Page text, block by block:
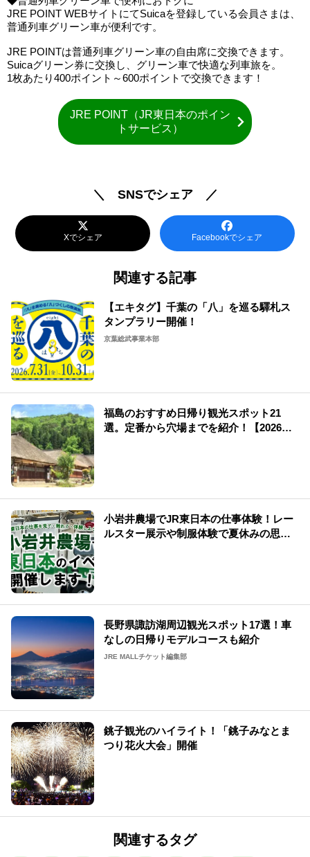
JRE POINT WEBサイトにてSuicaを登録している会員さまは、
普通列車グリーン車が便利です。
JRE POINTは普通列車グリーン車の自由席に交換できます。
Suicaグリーン券に交換し、グリーン車で快適な列車旅を。
1枚あたり400ポイント～600ポイントで交換できます！
JRE POINT（JR東日本のポイン
トサービス）
＼ SNSでシェア ／
Xでシェア Facebookでシェア
関連する記事
【エキタグ】千葉の「八」を巡る驛札ス
タンプラリー開催！
京葉総武事業本部
福島のおすすめ日帰り観光スポット21
選。定番から穴場までを紹介！【2026
小岩井農場でJR東日本の仕事体験！レー
ルスター展示や制服体験で夏休みの思い
長野県諏訪湖周辺観光スポット17選！車
なしの日帰りモデルコースも紹介
JRE MALLチケット編集部
銚子観光のハイライト！「銚子みなとま
つり花火大会」開催
関連するタグ